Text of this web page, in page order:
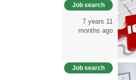
Job search
7 years 11
months ago
Job search